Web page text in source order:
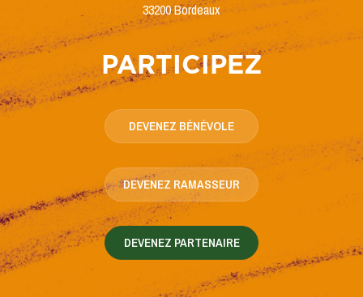
33200 Bordeaux
PARTICIPEZ
DEVENEZ BÉNÉVOLE
DEVENEZ RAMASSEUR
DEVENEZ PARTENAIRE